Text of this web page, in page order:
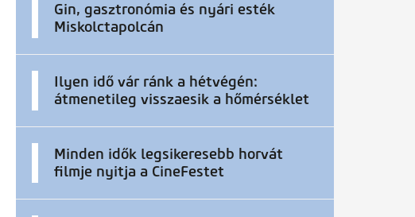
Gin, gasztronómia és nyári esték
Miskolctapolcán
Ilyen idő vár ránk a hétvégén:
átmenetileg visszaesik a hőmérséklet
Minden idők legsikeresebb horvát
filmje nyitja a CineFestet